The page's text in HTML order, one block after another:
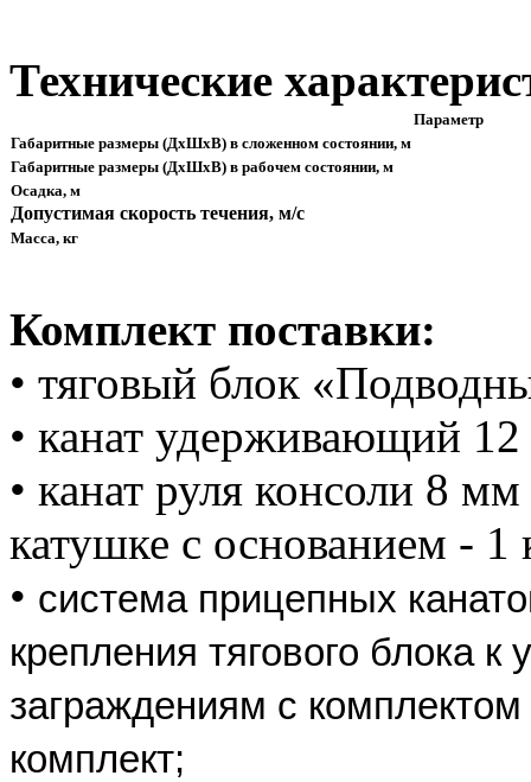
Технические
Параметр
Габаритные размеры (ДхШхВ) в сложенном состоянии, м
Габаритные размеры (ДхШхВ) в рабочем состоянии, м
Осадка, м
Допустимая скорость течения, м/с
Масса, кг
Комплект поставки:
• тяговый блок
• канат удерживающий
• канат руля консоли 8
катушке с основанием - 1
• система прицепных
крепления тягового блока
заграждениям с
комплект;